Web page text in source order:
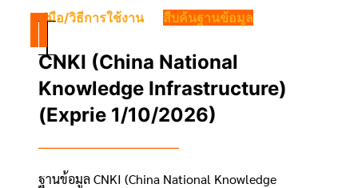
คู่มือ/วิธีการใช้งาน สืบค้นฐานข้อมูล
CNKI (China National
Knowledge Infrastructure)
(Exprie 1/10/2026)
ฐานข้อมูล CNKI (China National Knowledge